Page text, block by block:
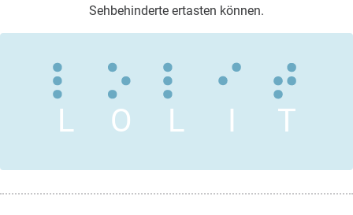
Sehbehinderte ertasten können.
L O L I T